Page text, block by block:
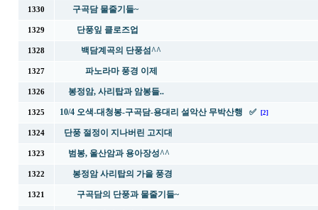
1330 구곡담 물줄기들~
1329 단풍잎 클로즈업
1328 백담계곡의 단풍섬^^
1327 파노라마 풍경 이제
1326 봉정암, 사리탑과 암봉들..
1325 10/4 오색-대청봉-구곡담-용대리 설악산 무박산행 ✅ [2]
1324 단풍 절정이 지나버린 고지대
1323 범봉, 울산암과 용아장성^^
1322 봉정암 사리탑의 가을 풍경
1321 구곡담의 단풍과 물줄기들~